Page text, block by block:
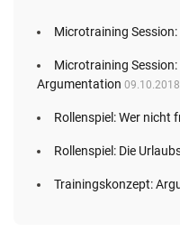
Microtraining
Microtraining
Argumentation 09.10.2018
Rollenspiel: Wer nicht
Rollenspiel: Die
Trainingskonzept: